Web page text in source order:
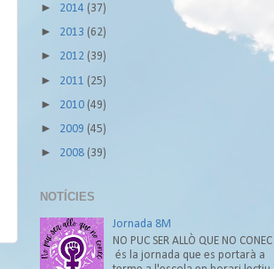
► 2014 (37)
► 2013 (62)
► 2012 (39)
► 2011 (25)
► 2010 (49)
► 2009 (45)
► 2008 (39)
NOTÍCIES
Jornada 8M
NO PUC SER ALLÒ QUE NO CONEC
és la jornada que es portarà a